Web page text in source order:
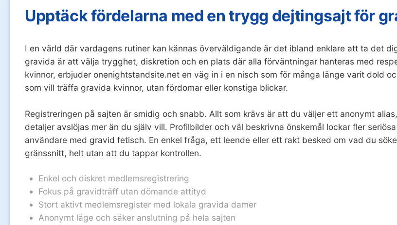
Upptäck fördelarna med en trygg dejtingsajt för
I en värld där vardagens rutiner kan kännas överväldigande är det ibland enklare att ta det
gravida är att välja trygghet, diskretion och en plats där alla förväntningar hanteras med
kvinnor, erbjuder onenightstandsite.net en väg in i en nisch som för många länge varit dold
som vill träffa gravida kvinnor, utan fördomar eller konstiga blickar.
Registreringen på sajten är smidig och snabb. Allt som krävs är att du väljer ett anonymt
detaljer avslöjas mer än du själv vill. Profilbilder och väl beskrivna önskemål lockar fler
användare med gravid fetisch. En enkel fråga, ett leende eller ett rakt besked om vad du
gränssnitt, helt utan att du tappar kontrollen.
Enkel och diskret medlemsregistrering
Fokus på gravidträff utan dömande attityd
Stort aktivt medlemsregister med lokala gravida damer
Anonymt läge och säker anslutning på hela sajten